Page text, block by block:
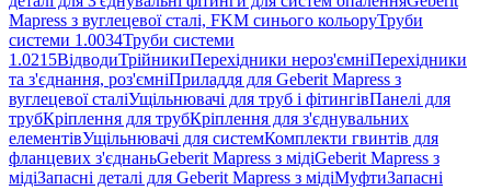
Mapress з вуглецевої сталі, FKM синього кольоруТруби
системи 1.0034Труби системи
1.0215ВідводиТрійникиПерехідники нероз'ємніПерехідники
та з'єднання, роз'ємніПриладдя для Geberit Mapress з
вуглецевої сталіУщільнювачі для труб і фітингівПанелі для
трубКріплення для трубКріплення для з'єднувальних
елементівУщільнювачі для системКомплекти гвинтів для
фланцевих з'єднаньGeberit Mapress з мідіGeberit Mapress з
мідіЗапасні деталі для Geberit Mapress з мідіМуфтиЗапасні